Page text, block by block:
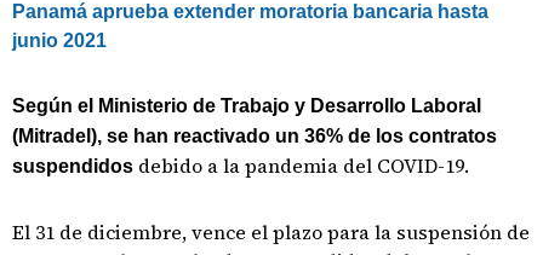
Panamá aprueba extender moratoria bancaria hasta
junio 2021
Según el Ministerio de Trabajo y Desarrollo Laboral
(Mitradel), se han reactivado un 36% de los contratos
suspendidos debido a la pandemia del COVID-19.
El 31 de diciembre, vence el plazo para la suspensión de